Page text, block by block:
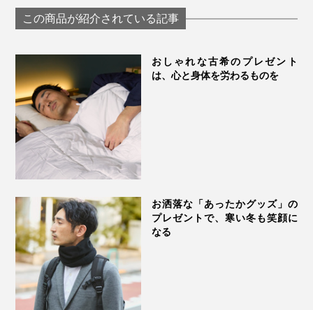
汚れたり、汗をかいたら、布団をそのままネットに入れ
て、洗濯機で丸洗いOK。
汗っかきの人や、小さいお子さん、羽毛臭（動物臭）や
ホコリ、ダニアレルギーが気になる人も使いやすい掛布
団です。
「GRAU」｜
LOOM&SPOOL
この商品が紹介されている記事
おしゃれな古希のプレゼント
は、心と身体を労わるものを
お洒落な「あったかグッズ」の
プレゼントで、寒い冬も笑顔に
なる